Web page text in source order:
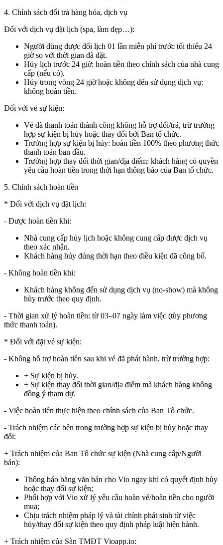
4. Chính sách đổi trả hàng hóa, dịch vụ
Đối với dịch vụ đặt lịch (spa, làm đẹp…):
Người dùng được đổi lịch 01 lần miễn phí trước tối thiểu 24
giờ so với thời gian đã đặt.
Hủy lịch trước 24 giờ: hoàn tiền theo chính sách của nhà cung
cấp (nếu có).
Hủy trong vòng 24 giờ hoặc không đến sử dụng dịch vụ:
không hoàn tiền.
Đối với vé sự kiện:
Vé đã thanh toán thành công không hỗ trợ đổi/trả, trừ trường
hợp sự kiện bị hủy hoặc thay đổi bởi Ban tổ chức.
Trường hợp sự kiện bị hủy: hoàn tiền 100% theo phương thức
thanh toán ban đầu.
Trường hợp thay đổi thời gian/địa điểm: khách hàng có quyền
yêu cầu hoàn tiền trong thời hạn thông báo của Ban tổ chức.
5. Chính sách hoàn tiền
* Đối với dịch vụ đặt lịch:
- Được hoàn tiền khi:
Nhà cung cấp hủy lịch hoặc không cung cấp được dịch vụ
theo xác nhận.
Khách hàng hủy đúng thời hạn theo điều kiện đã công bố.
- Không hoàn tiền khi:
Khách hàng không đến sử dụng dịch vụ (no-show) mà không
hủy trước theo quy định.
- Thời gian xử lý hoàn tiền: từ 03–07 ngày làm việc (tùy phương
thức thanh toán).
* Đối với đặt vé sự kiện:
- Không hỗ trợ hoàn tiền sau khi vé đã phát hành, trừ trường hợp:
+ Sự kiện bị hủy.
+ Sự kiện thay đổi thời gian/địa điểm mà khách hàng không
đồng ý tham dự.
- Việc hoàn tiền thực hiện theo chính sách của Ban Tổ chức.
- Trách nhiệm các bên trong trường hợp sự kiện bị hủy hoặc thay
đổi:
+ Trách nhiệm của Ban Tổ chức sự kiện (Nhà cung cấp/Người
bán):
Thông báo bằng văn bản cho Vio ngay khi có quyết định hủy
hoặc thay đổi sự kiện;
Phối hợp với Vio xử lý yêu cầu hoàn vé/hoàn tiền cho người
mua;
Chịu trách nhiệm pháp lý và tài chính phát sinh từ việc
hủy/thay đổi sự kiện theo quy định pháp luật hiện hành.
+ Trách nhiệm của Sàn TMĐT Vioapp.io: